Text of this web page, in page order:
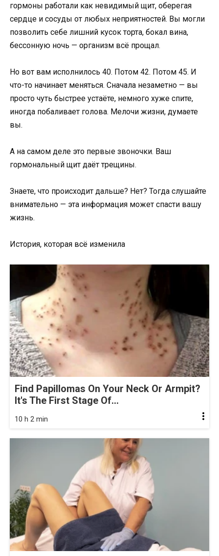
гормоны работали как невидимый щит, оберегая
сердце и сосуды от любых неприятностей. Вы могли
позволить себе лишний кусок торта, бокал вина,
бессонную ночь — организм всё прощал.
Но вот вам исполнилось 40. Потом 42. Потом 45. И
что-то начинает меняться. Сначала незаметно — вы
просто чуть быстрее устаёте, немного хуже спите,
иногда побаливает голова. Мелочи жизни, думаете
вы.
А на самом деле это первые звоночки. Ваш
гормональный щит даёт трещины.
Знаете, что происходит дальше? Нет? Тогда слушайте
внимательно — эта информация может спасти вашу
жизнь.
История, которая всё изменила
Find Papillomas On Your Neck Or Armpit?
It's The First Stage Of...
10 h 2 min